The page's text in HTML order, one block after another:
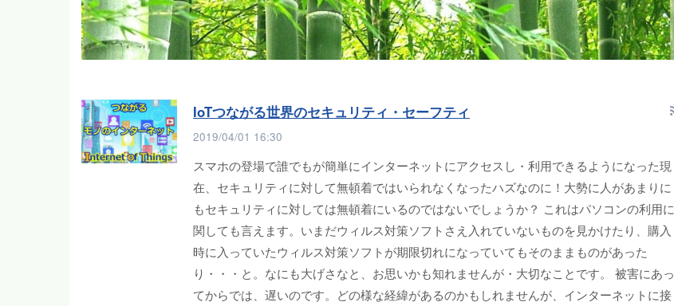
IoTつながる世界のセキュリティ・セーフティ
2019/04/01 16:30
スマホの登場で誰でもが簡単にインターネットにアクセスし・利用できるようになった現
在、セキュリティに対して無頓着ではいられなくなったハズなのに！大勢に人があまりに
もセキュリティに対しては無頓着にいるのではないでしょうか？ これはパソコンの利用に
関しても言えます。いまだウィルス対策ソフトさえ入れていないものを見かけたり、購入
時に入っていたウィルス対策ソフトが期限切れになっていてもそのままものがあった
り・・・と。なにも大げさなと、お思いかも知れませんが・大切なことです。 被害にあっ
てからでは、遅いのです。どの様な経緯があるのかもしれませんが、インターネットに接